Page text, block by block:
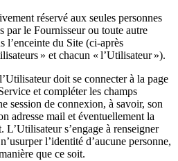
réservé aux seules personnes
par le Fournisseur ou toute autre
l’enceinte du Site (ci-après
» et chacun « l’Utilisateur »).
doit se connecter à la page
et compléter les champs
session de connexion, à savoir, son
adresse mail et éventuellement la
s’engage à renseigner
l’identité d’aucune personne,
que ce soit.